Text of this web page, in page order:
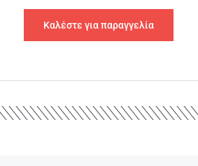
Καλέστε για παραγγελία